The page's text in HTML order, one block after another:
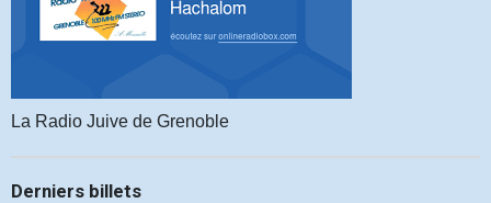
La Radio Juive de Grenoble
Derniers billets